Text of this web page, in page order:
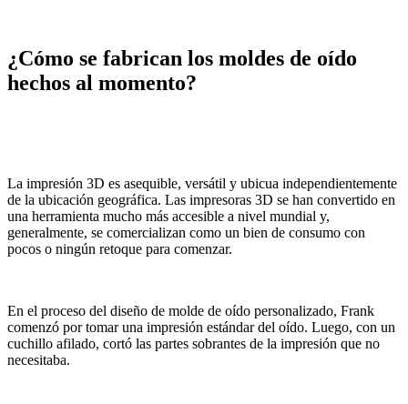
¿Cómo se fabrican los moldes de oído
hechos al momento?
La impresión 3D es asequible, versátil y ubicua independientemente
de la ubicación geográfica. Las impresoras 3D se han convertido en
una herramienta mucho más accesible a nivel mundial y,
generalmente, se comercializan como un bien de consumo con
pocos o ningún retoque para comenzar.
En el proceso del diseño de molde de oído personalizado, Frank
comenzó por tomar una impresión estándar del oído. Luego, con un
cuchillo afilado, cortó las partes sobrantes de la impresión que no
necesitaba.